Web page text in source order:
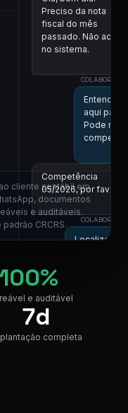
Preciso da nota
fiscal do mês
passado. Não achei
no sistema.
Entendi!
aqui para
Pode me
Competência
05/2026, por favor.
Localizei!
Perfeito, obrigado!
cliente contábil em
documentos
e auditáveis.
CRCRS.
100%
e auditável
7d
completa